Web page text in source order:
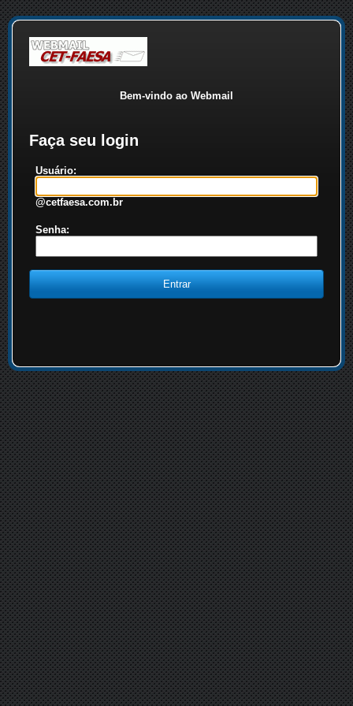
Bem-vindo ao Webmail
Faça seu login
Usuário:
@cetfaesa.com.br
Senha: